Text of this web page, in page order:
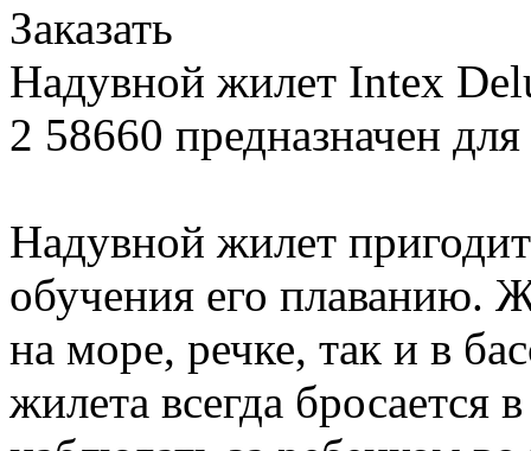
Заказать
Надувной жилет Intex
2 58660 предназначен
Надувной жилет
обучения его плаванию.
на море, речке, так и в
жилета всегда бросается